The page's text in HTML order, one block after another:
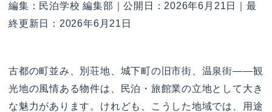
編集：民泊学校 編集部｜公開日：2026年6月21日｜最
終更新日：2026年6月21日
古都の町並み、別荘地、城下町の旧市街、温泉街——観
光地の風情ある物件は、民泊・旅館業の立地として大き
な魅力があります。けれども、こうした地域では、用途